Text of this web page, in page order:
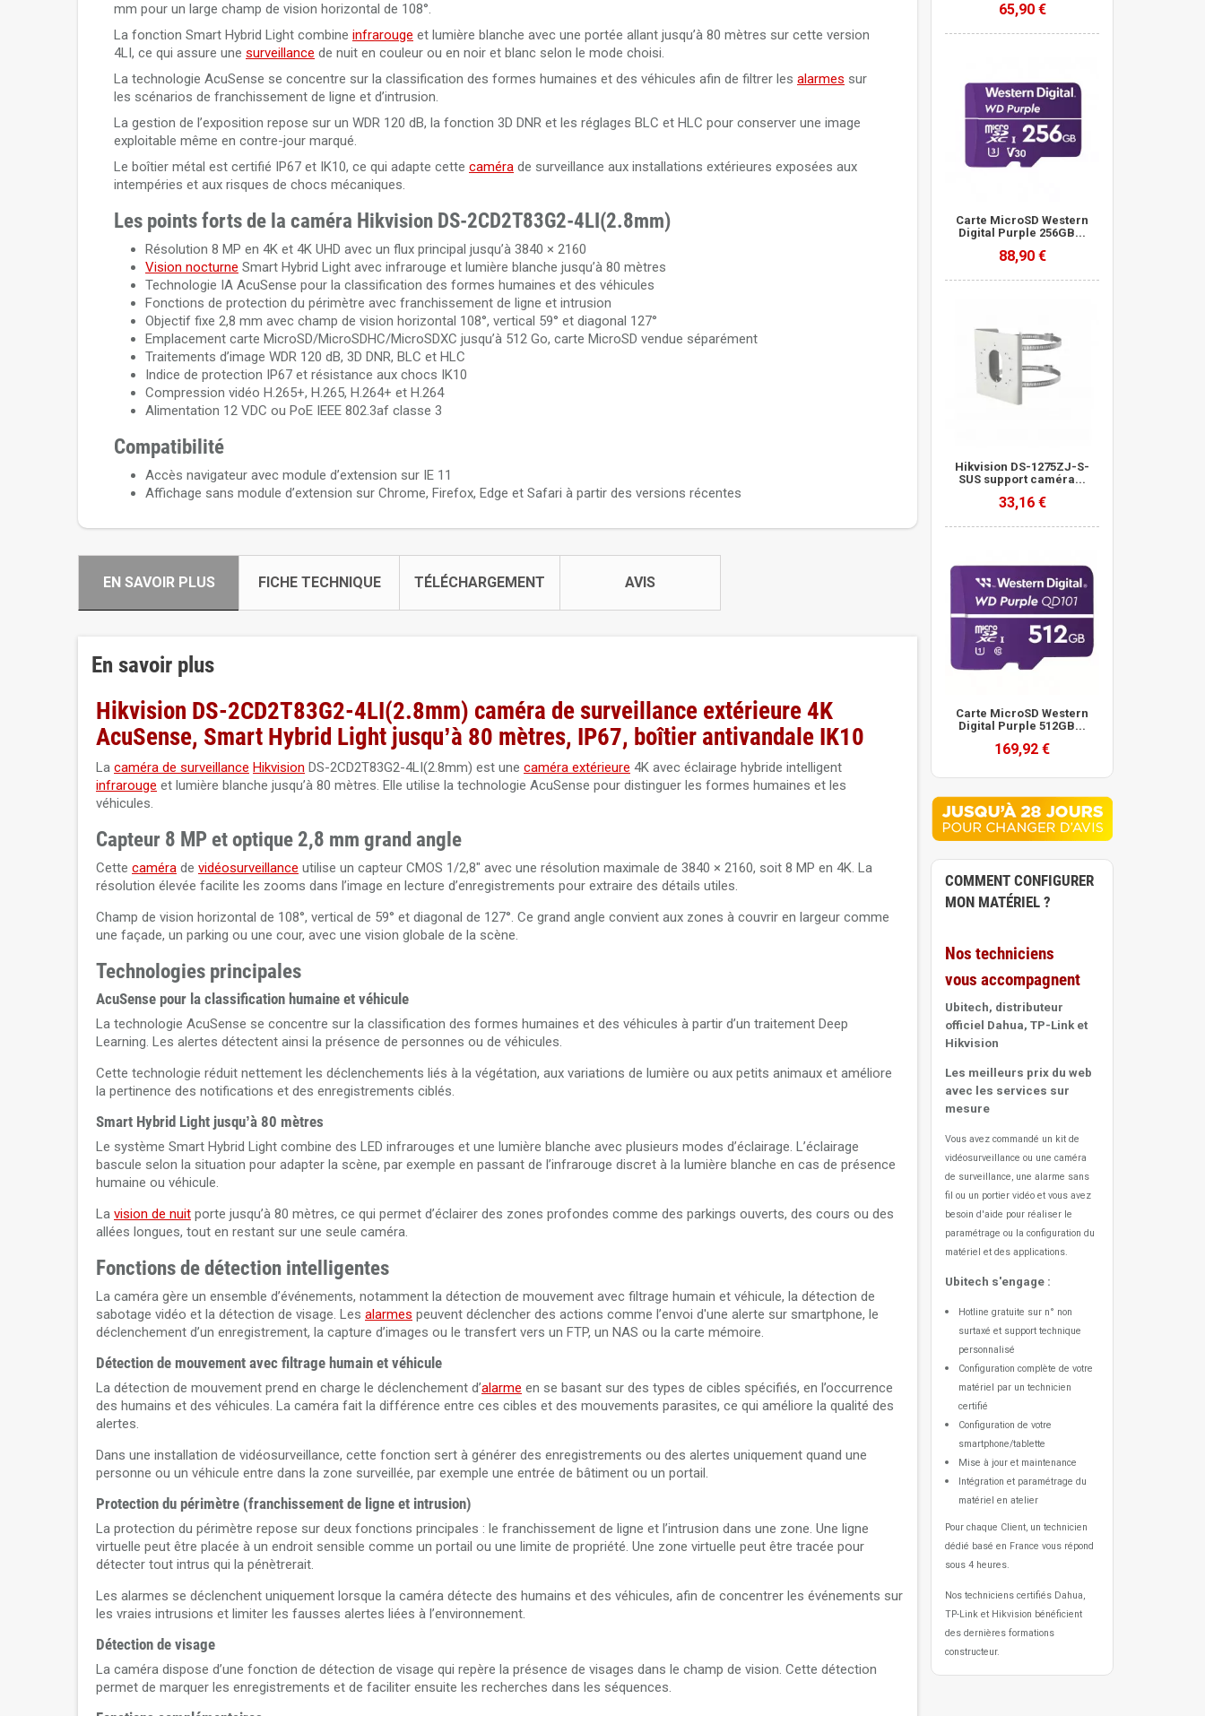
mm pour un large champ de vision horizontal de 108°.
La fonction Smart Hybrid Light combine infrarouge et lumière blanche avec une portée allant jusqu’à 80 mètres sur cette version
4LI, ce qui assure une surveillance de nuit en couleur ou en noir et blanc selon le mode choisi.
La technologie AcuSense se concentre sur la classification des formes humaines et des véhicules afin de filtrer les alarmes sur
les scénarios de franchissement de ligne et d’intrusion.
La gestion de l’exposition repose sur un WDR 120 dB, la fonction 3D DNR et les réglages BLC et HLC pour conserver une image
exploitable même en contre-jour marqué.
Le boîtier métal est certifié IP67 et IK10, ce qui adapte cette caméra de surveillance aux installations extérieures exposées aux
intempéries et aux risques de chocs mécaniques.
Les points forts de la caméra Hikvision DS-2CD2T83G2-4LI(2.8mm)
Résolution 8 MP en 4K et 4K UHD avec un flux principal jusqu’à 3840 × 2160
Vision nocturne Smart Hybrid Light avec infrarouge et lumière blanche jusqu’à 80 mètres
Technologie IA AcuSense pour la classification des formes humaines et des véhicules
Fonctions de protection du périmètre avec franchissement de ligne et intrusion
Objectif fixe 2,8 mm avec champ de vision horizontal 108°, vertical 59° et diagonal 127°
Emplacement carte MicroSD/MicroSDHC/MicroSDXC jusqu’à 512 Go, carte MicroSD vendue séparément
Traitements d’image WDR 120 dB, 3D DNR, BLC et HLC
Indice de protection IP67 et résistance aux chocs IK10
Compression vidéo H.265+, H.265, H.264+ et H.264
Alimentation 12 VDC ou PoE IEEE 802.3af classe 3
Compatibilité
Accès navigateur avec module d’extension sur IE 11
Affichage sans module d’extension sur Chrome, Firefox, Edge et Safari à partir des versions récentes
EN SAVOIR PLUS FICHE TECHNIQUE TÉLÉCHARGEMENT AVIS
En savoir plus
Hikvision DS-2CD2T83G2-4LI(2.8mm) caméra de surveillance extérieure 4K
AcuSense, Smart Hybrid Light jusqu’à 80 mètres, IP67, boîtier antivandale IK10
La caméra de surveillance Hikvision DS-2CD2T83G2-4LI(2.8mm) est une caméra extérieure 4K avec éclairage hybride intelligent
infrarouge et lumière blanche jusqu’à 80 mètres. Elle utilise la technologie AcuSense pour distinguer les formes humaines et les
véhicules.
Capteur 8 MP et optique 2,8 mm grand angle
Cette caméra de vidéosurveillance utilise un capteur CMOS 1/2,8" avec une résolution maximale de 3840 × 2160, soit 8 MP en 4K. La
résolution élevée facilite les zooms dans l’image en lecture d’enregistrements pour extraire des détails utiles.
Champ de vision horizontal de 108°, vertical de 59° et diagonal de 127°. Ce grand angle convient aux zones à couvrir en largeur comme
une façade, un parking ou une cour, avec une vision globale de la scène.
Technologies principales
AcuSense pour la classification humaine et véhicule
La technologie AcuSense se concentre sur la classification des formes humaines et des véhicules à partir d’un traitement Deep
Learning. Les alertes détectent ainsi la présence de personnes ou de véhicules.
Cette technologie réduit nettement les déclenchements liés à la végétation, aux variations de lumière ou aux petits animaux et améliore
la pertinence des notifications et des enregistrements ciblés.
Smart Hybrid Light jusqu’à 80 mètres
Le système Smart Hybrid Light combine des LED infrarouges et une lumière blanche avec plusieurs modes d’éclairage. L’éclairage
bascule selon la situation pour adapter la scène, par exemple en passant de l’infrarouge discret à la lumière blanche en cas de présence
humaine ou véhicule.
La vision de nuit porte jusqu’à 80 mètres, ce qui permet d’éclairer des zones profondes comme des parkings ouverts, des cours ou des
allées longues, tout en restant sur une seule caméra.
Fonctions de détection intelligentes
La caméra gère un ensemble d’événements, notamment la détection de mouvement avec filtrage humain et véhicule, la détection de
sabotage vidéo et la détection de visage. Les alarmes peuvent déclencher des actions comme l’envoi d'une alerte sur smartphone, le
déclenchement d’un enregistrement, la capture d’images ou le transfert vers un FTP, un NAS ou la carte mémoire.
Détection de mouvement avec filtrage humain et véhicule
La détection de mouvement prend en charge le déclenchement d’alarme en se basant sur des types de cibles spécifiés, en l’occurrence
des humains et des véhicules. La caméra fait la différence entre ces cibles et des mouvements parasites, ce qui améliore la qualité des
alertes.
Dans une installation de vidéosurveillance, cette fonction sert à générer des enregistrements ou des alertes uniquement quand une
personne ou un véhicule entre dans la zone surveillée, par exemple une entrée de bâtiment ou un portail.
Protection du périmètre (franchissement de ligne et intrusion)
La protection du périmètre repose sur deux fonctions principales : le franchissement de ligne et l’intrusion dans une zone. Une ligne
virtuelle peut être placée à un endroit sensible comme un portail ou une limite de propriété. Une zone virtuelle peut être tracée pour
détecter tout intrus qui la pénètrerait.
Les alarmes se déclenchent uniquement lorsque la caméra détecte des humains et des véhicules, afin de concentrer les événements sur
les vraies intrusions et limiter les fausses alertes liées à l’environnement.
Détection de visage
La caméra dispose d’une fonction de détection de visage qui repère la présence de visages dans le champ de vision. Cette détection
permet de marquer les enregistrements et de faciliter ensuite les recherches dans les séquences.
65,90 €
Carte MicroSD Western
Digital Purple 256GB...
88,90 €
Hikvision DS-1275ZJ-S-
SUS support caméra...
33,16 €
Carte MicroSD Western
Digital Purple 512GB...
169,92 €
COMMENT CONFIGURER
MON MATÉRIEL ?
Nos techniciens
vous accompagnent
Ubitech, distributeur
officiel Dahua, TP-Link et
Hikvision
Les meilleurs prix du web
avec les services sur
mesure
Vous avez commandé un kit de
vidéosurveillance ou une caméra
de surveillance, une alarme sans
fil ou un portier vidéo et vous avez
besoin d'aide pour réaliser le
paramétrage ou la configuration du
matériel et des applications.
Ubitech s'engage :
Hotline gratuite sur n° non
surtaxé et support technique
personnalisé
Configuration complète de votre
matériel par un technicien
certifié
Configuration de votre
smartphone/tablette
Mise à jour et maintenance
Intégration et paramétrage du
matériel en atelier
Pour chaque Client, un technicien
dédié basé en France vous répond
sous 4 heures.
Nos techniciens certifiés Dahua,
TP-Link et Hikvision bénéficient
des dernières formations
constructeur.